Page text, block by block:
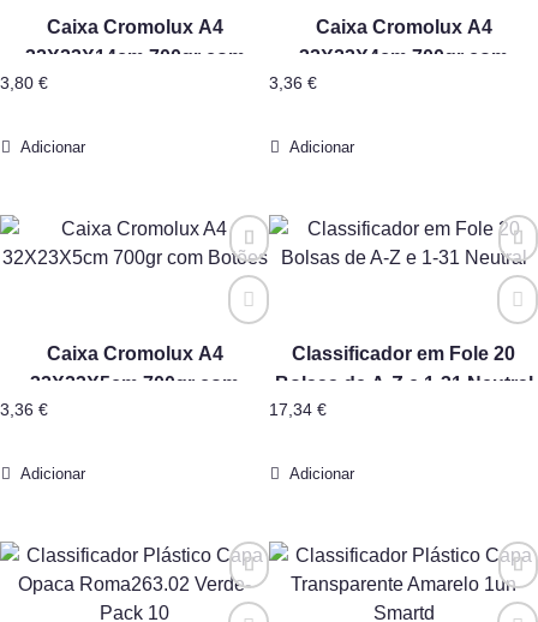
Caixa Cromolux A4
32X23X14cm 700gr com
3,80 €
Adicionar
Caixa Cromolux A4
32X23X4cm 700gr com
Botões 0104 refª 3504
3,36 €
Adicionar
Caixa Cromolux A4
32X23X5cm 700gr com
3,36 €
Adicionar
Classificador em Fole 20
Bolsas de A-Z e 1-31 Neutral
17,34 €
Adicionar